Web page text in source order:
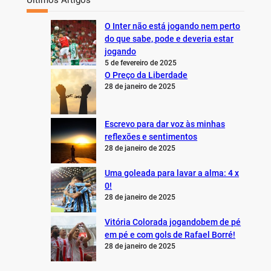
O Inter não está jogando nem perto
do que sabe, pode e deveria estar
jogando
5 de fevereiro de 2025
O Preço da Liberdade
28 de janeiro de 2025
Escrevo para dar voz às minhas
reflexões e sentimentos
28 de janeiro de 2025
Uma goleada para lavar a alma: 4 x
0!
28 de janeiro de 2025
Vitória Colorada jogandobem de pé
em pé e com gols de Rafael Borré!
28 de janeiro de 2025